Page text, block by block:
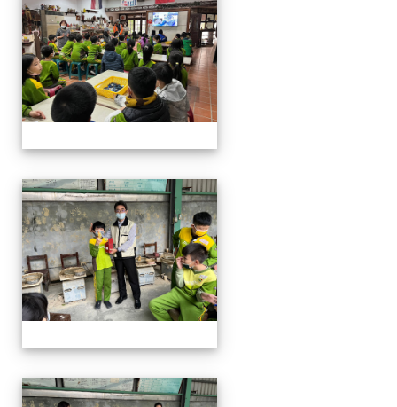
四年級戶外教學~20230117
四年級戶外教學~20230117